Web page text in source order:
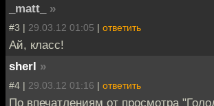
_matt_
»
#3 | 29.03.12 01:05 | ответить
Ай, класс!
sherl »
#4 | 29.03.12 01:16 | ответить
По впечатлениям от просмотра